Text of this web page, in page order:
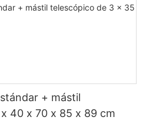
+ mástil
40 x 70 x 85 x 89 cm